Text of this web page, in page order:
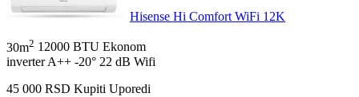
Hisense Hi Comfort WiFi 12K
30m2 12000 BTU Ekonom
inverter A++ -20° 22 dB Wifi
45 000 RSD Kupiti Uporedi